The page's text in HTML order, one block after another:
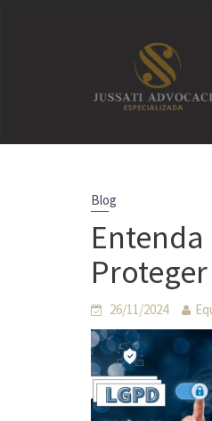
Blog
Entenda
26/11/2024